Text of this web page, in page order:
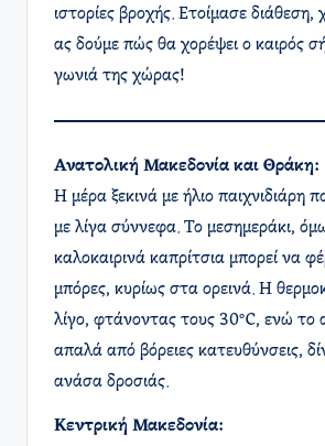
ιστορίες βροχής. Ετοίμασε
ας δούμε πώς θα χορέψει ο καιρός
γωνιά της χώρας!
Ανατολική Μακεδονία και Θράκη:
Η μέρα ξεκινά με ήλιο παιχνιδιάρη
με λίγα σύννεφα. Το μεσημεράκι,
καλοκαιρινά καπρίτσια μπορεί να
μπόρες, κυρίως στα ορεινά. Η
λίγο, φτάνοντας τους 30°C, ενώ το
απαλά από βόρειες κατευθύνσεις,
ανάσα δροσιάς.
Κεντρική Μακεδονία: